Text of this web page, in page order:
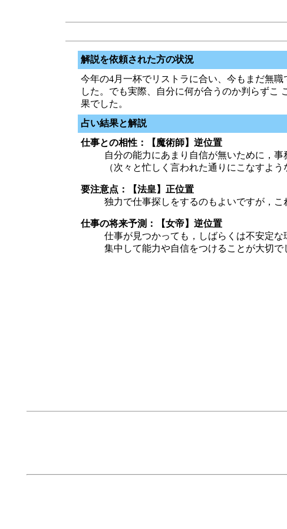
解説を依頼された方の状況
今年の4月一杯でリストラに合い、今もまだ無
した。でも実際、自分に何が合うのか判らずこ
果でした。
占い結果と解説
仕事との相性：【魔術師】逆位置
自分の能力にあまり自信が無いために，
（次々と忙しく言われた通りにこなすよ
要注意点：【法皇】正位置
独力で仕事探しをするのもよいですが，
仕事の将来予測：【女帝】逆位置
仕事が見つかっても，しばらくは不安定
集中して能力や自信をつけることが大切で